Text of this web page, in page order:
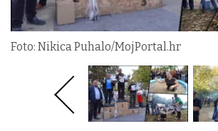
Foto: Nikica Puhalo/MojPortal.hr